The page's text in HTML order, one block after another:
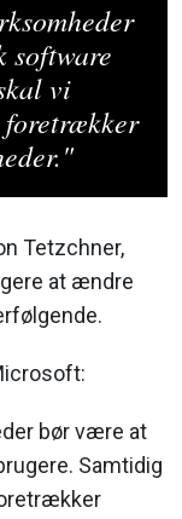
software
vi
foretrækker
Tetzchner,
at ændre
bør være at
Samtidig